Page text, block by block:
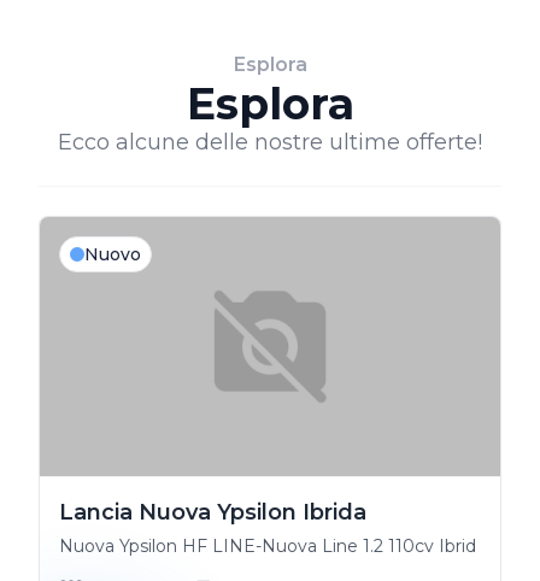
Esplora
Esplora
Ecco alcune delle nostre ultime offerte!
Nuovo
Lancia Nuova Ypsilon Ibrida
Nuova Ypsilon HF LINE-Nuova Line 1.2 110cv Ibrid